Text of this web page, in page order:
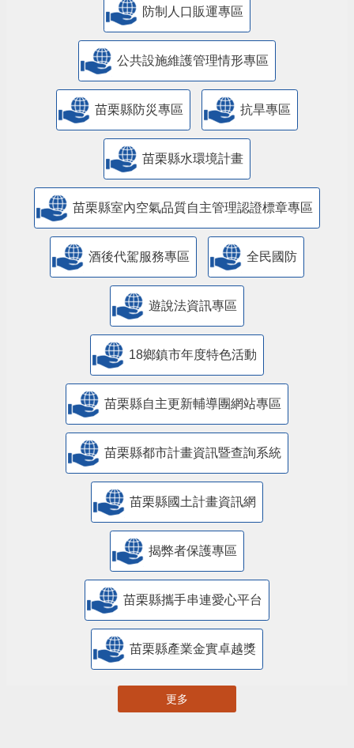
防制人口販運專區
​公共設施維護管理情形專區
苗栗縣防災專區 抗旱專區
苗栗縣水環境計畫
苗栗縣室內空氣品質自主管理認證標章專區
酒後代駕服務專區 全民國防
遊說法資訊專區
18鄉鎮市年度特色活動
苗栗縣自主更新輔導團網站專區
苗栗縣都市計畫資訊暨查詢系統
苗栗縣國土計畫資訊網
揭弊者保護專區
苗栗縣攜手串連愛心平台
苗栗縣產業金實卓越獎
更多